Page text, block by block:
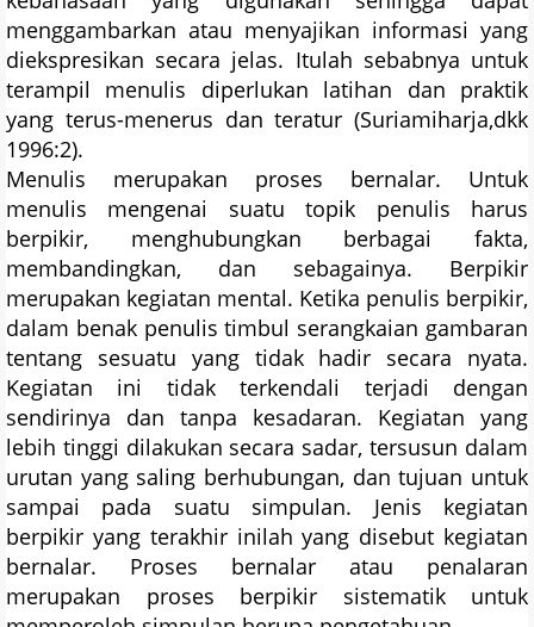
menggambarkan atau menyajikan informasi yang
diekspresikan secara jelas. Itulah sebabnya untuk
terampil menulis diperlukan latihan dan praktik
yang terus-menerus dan teratur (Suriamiharja,dkk
1996:2).
Menulis merupakan proses bernalar. Untuk
menulis mengenai suatu topik penulis harus
berpikir, menghubungkan berbagai fakta,
membandingkan, dan sebagainya. Berpikir
merupakan kegiatan mental. Ketika penulis berpikir,
dalam benak penulis timbul serangkaian gambaran
tentang sesuatu yang tidak hadir secara nyata.
Kegiatan ini tidak terkendali terjadi dengan
sendirinya dan tanpa kesadaran. Kegiatan yang
lebih tinggi dilakukan secara sadar, tersusun dalam
urutan yang saling berhubungan, dan tujuan untuk
sampai pada suatu simpulan. Jenis kegiatan
berpikir yang terakhir inilah yang disebut kegiatan
bernalar. Proses bernalar atau penalaran
merupakan proses berpikir sistematik untuk